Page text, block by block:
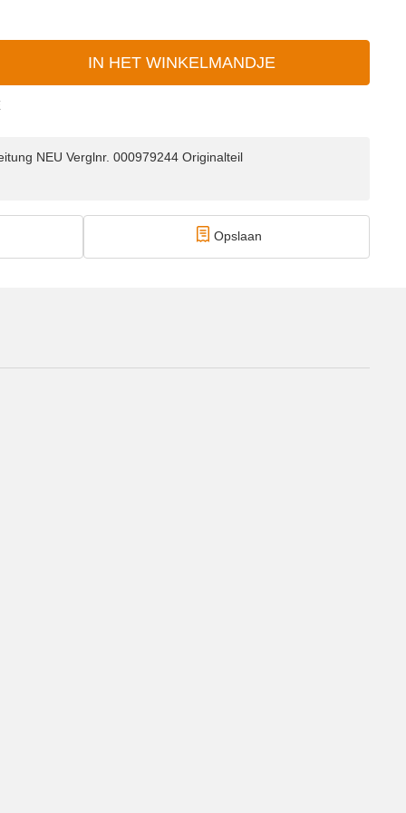
IN HET WINKELMANDJE
NEU Verglnr. 000979244 Originalteil
Opslaan